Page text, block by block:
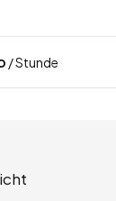
/ Stunde